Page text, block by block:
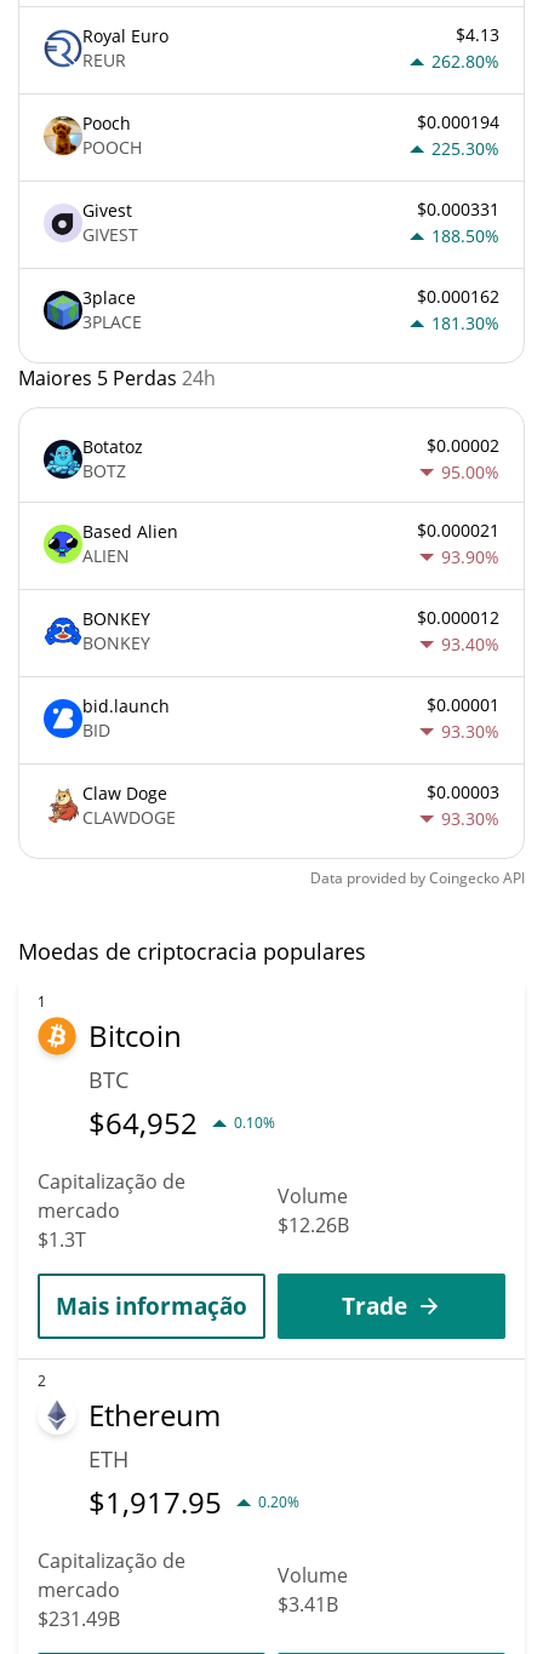
Royal Euro
REUR
$4.13
262.80%
Pooch
POOCH
$0.000194
225.30%
Givest
GIVEST
$0.000331
188.50%
3place
3PLACE
$0.000162
181.30%
Maiores 5 Perdas 24h
Botatoz
BOTZ
$0.00002
95.00%
Based Alien
ALIEN
$0.000021
93.90%
BONKEY
BONKEY
$0.000012
93.40%
bid.launch
BID
$0.00001
93.30%
Claw Doge
CLAWDOGE
$0.00003
93.30%
Data provided byCoingeckoAPI
Moedas de criptocracia populares
1
Bitcoin
BTC
$64,952 0.10%
Capitalização de
mercado
$1.3T
Volume
$12.26B
Mais informação Trade
2
Ethereum
ETH
$1,917.95 0.20%
Capitalização de
mercado
$231.49B
Volume
$3.41B